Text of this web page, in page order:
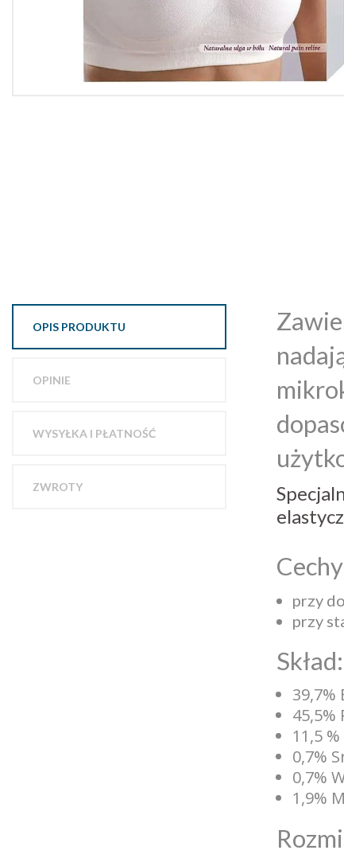
OPIS PRODUKTU
OPINIE
WYSYŁKA I PŁATNOŚĆ
ZWROTY
przy
przy
Skład:
39,7%
45,5%
11,5
0,7%
0,7%
1,9%